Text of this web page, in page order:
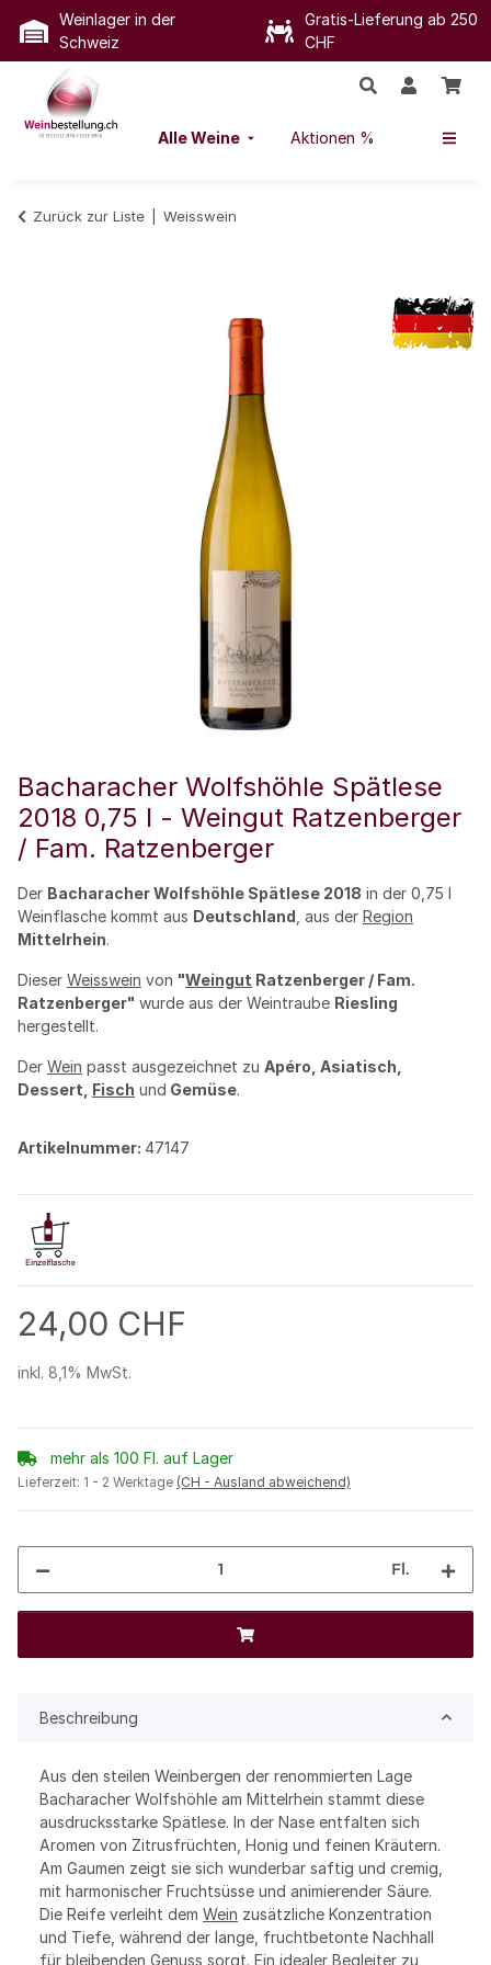
Weinlager in der
Schweiz
Gratis-Lieferung ab 250
CHF
Alle Weine Aktionen %
Zurück zur Liste Weisswein
Bacharacher Wolfshöhle Spätlese
2018 0,75 l - Weingut Ratzenberger
/ Fam. Ratzenberger
Der Bacharacher Wolfshöhle Spätlese 2018 in der 0,75 l
Weinflasche kommt aus Deutschland , aus der Region
Mittelrhein.
Dieser Weisswein von "Weingut Ratzenberger / Fam.
Ratzenberger" wurde aus der Weintraube Riesling
hergestellt.
Der Wein passt ausgezeichnet zu Apéro, Asiatisch,
Dessert, Fisch und Gemüse.
Artikelnummer: 47147
24,00 CHF
inkl. 8,1% MwSt.
mehr als 100 Fl. auf Lager
Lieferzeit: 1 - 2 Werktage (CH - Ausland abweichend)
Fl.
Beschreibung
Aus den steilen Weinbergen der renommierten Lage
Bacharacher Wolfshöhle am Mittelrhein stammt diese
ausdrucksstarke Spätlese. In der Nase entfalten sich
Aromen von Zitrusfrüchten, Honig und feinen Kräutern.
Am Gaumen zeigt sie sich wunderbar saftig und cremig,
mit harmonischer Fruchtsüsse und animierender Säure.
Die Reife verleiht dem Wein zusätzliche Konzentration
und Tiefe, während der lange, fruchtbetonte Nachhall
für bleibenden Genuss sorgt. Ein idealer Begleiter zu